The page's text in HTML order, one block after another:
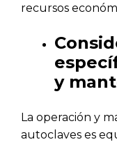
recursos
y
La operación y
autoclaves es